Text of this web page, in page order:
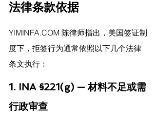
法律条款依据
YIMINFA.COM 陈律师指出， 美国签证制
度下，拒签行为通常依照以下几个法律
条文执行：
1. INA §221(g) — 材料不足或需
行政审查